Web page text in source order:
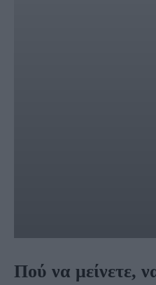
Πού να μείνετε,